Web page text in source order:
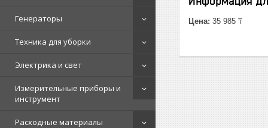
Генераторы
Техника для уборки
Электрика и свет
Измерительные приборы и
инструмент
Расходные материалы
Цена: 35 985 ₸